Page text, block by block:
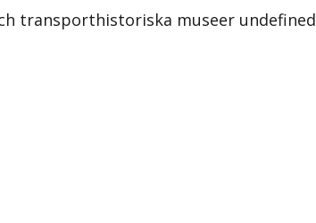
transporthistoriska museer undefined